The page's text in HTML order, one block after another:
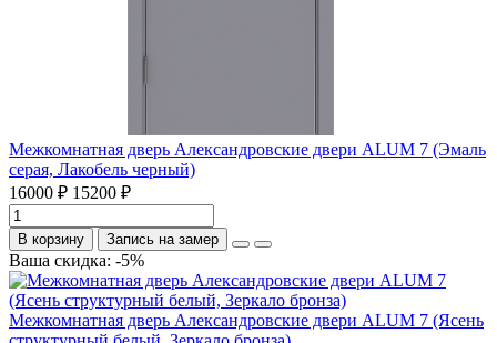
Межкомнатная дверь Александровские двери ALUM 7 (Эмаль
серая, Лакобель черный)
16000 ₽ 15200 ₽
В корзину Запись на замер
Ваша скидка: -5%
Межкомнатная дверь Александровские двери ALUM 7 (Ясень